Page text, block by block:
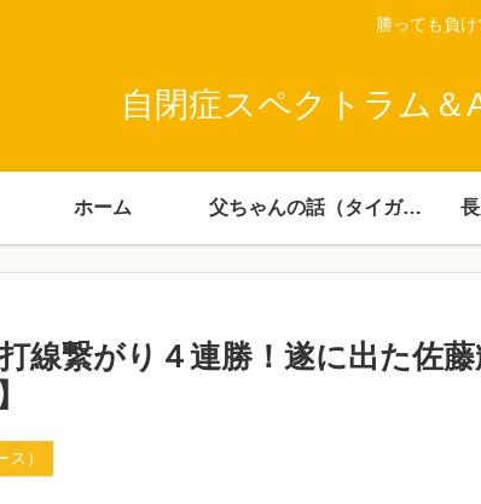
勝っても負
自閉症スペクトラム＆
ホーム 父ちゃんの話（タイガース）
線繋がり４連勝！遂に出た佐
）